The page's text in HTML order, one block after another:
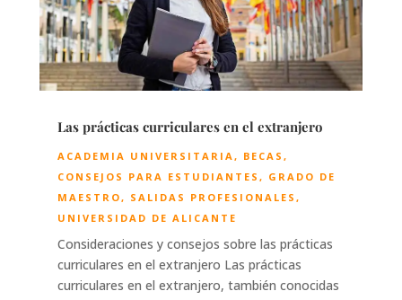
Las prácticas curriculares en el extranjero
ACADEMIA UNIVERSITARIA , BECAS ,
CONSEJOS PARA ESTUDIANTES , GRADO DE
MAESTRO, SALIDAS PROFESIONALES ,
UNIVERSIDAD DE ALICANTE
Consideraciones y consejos sobre las prácticas
curriculares en el extranjero Las prácticas
curriculares en el extranjero, también conocidas